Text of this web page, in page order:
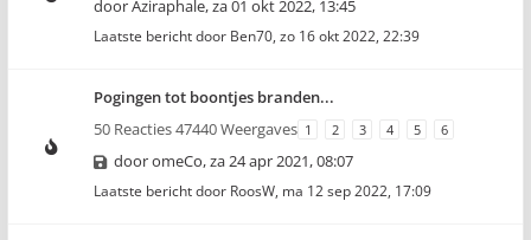
doorAziraphale,za 01 okt 2022, 13:45
Laatste bericht door Ben70, zo 16 okt 2022, 22:39
Pogingen tot boontjes branden...
50 Reacties 47440 Weergaves 1 2 3 4 5 6
dooromeCo,za 24 apr 2021, 08:07
Laatste bericht door RoosW, ma 12 sep 2022, 17:09